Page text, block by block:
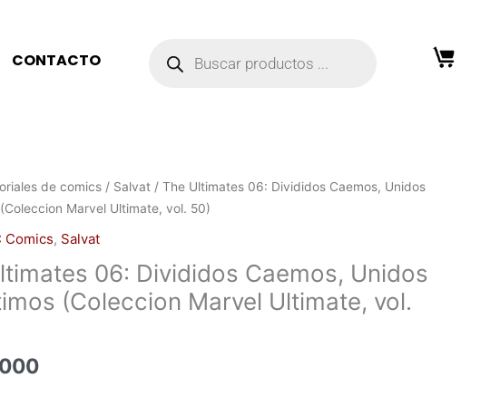
CONTACTO
productos
de comics / Salvat / The Ultimates 06: Divididos Caemos, Unidos
Marvel Ultimate, vol. 50)
Comics, Salvat
06: Divididos Caemos, Unidos
(Coleccion Marvel Ultimate, vol.